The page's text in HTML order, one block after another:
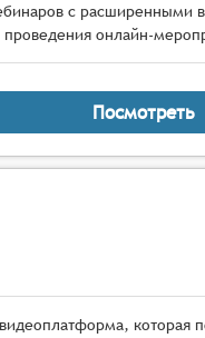
с расширенными
проведения онлайн-
Посмотреть
которая